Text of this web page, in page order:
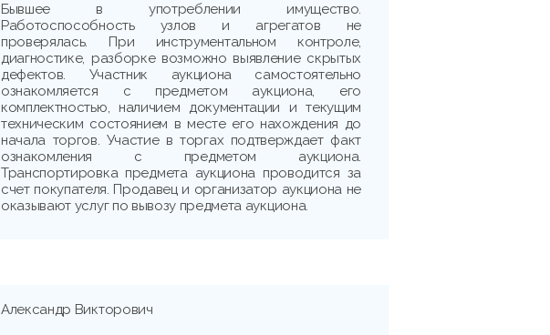
Бывшее в употреблении имущество.
Работоспособность узлов и агрегатов не
проверялась. При инструментальном контроле,
диагностике, разборке возможно выявление скрытых
дефектов. Участник аукциона самостоятельно
ознакомляется с предметом аукциона, его
комплектностью, наличием документации и текущим
техническим состоянием в месте его нахождения до
начала торгов. Участие в торгах подтверждает факт
ознакомления с предметом аукциона.
Транспортировка предмета аукциона проводится за
счет покупателя. Продавец и организатор аукциона не
оказывают услуг по вывозу предмета аукциона.
Александр Викторович